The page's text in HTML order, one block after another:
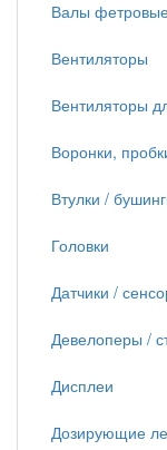
Валы
Вентиляторы
Вентиляторы
Воронки,
Втулки /
Головки
Датчики /
Девелоперы /
Дисплеи
Дозирующие